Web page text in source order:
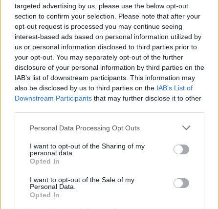
targeted advertising by us, please use the below opt-out
section to confirm your selection. Please note that after your
opt-out request is processed you may continue seeing
interest-based ads based on personal information utilized by
us or personal information disclosed to third parties prior to
your opt-out. You may separately opt-out of the further
disclosure of your personal information by third parties on the
IAB’s list of downstream participants. This information may
also be disclosed by us to third parties on the IAB’s List of
Downstream Participants that may further disclose it to other
Please note that this website/app uses one or more Google
not limited to your visit or usage behaviour. You may click to
grant or deny consent to Google and its third-party tags to
use your data for below specified purposes in below Google
consent section.
Personal Data Processing Opt Outs
I want to opt-out of the Sharing of my
personal data.
Opted In
I want to opt-out of the Sale of my
Personal Data.
Opted In
Kövess minket, és értesülj a friss hírekről a
Facebookon is!
Követem
HÁZASODNA A GAZDA